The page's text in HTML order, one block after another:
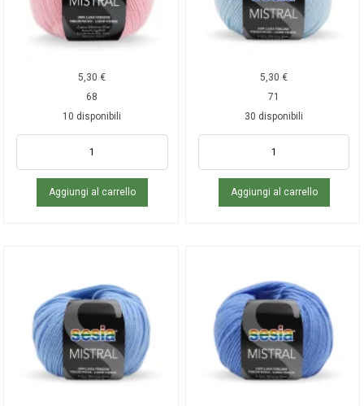
5,30€
68
10 disponibili
Aggiungi al carrello
5,30€
71
30 disponibili
Aggiungi al carrello